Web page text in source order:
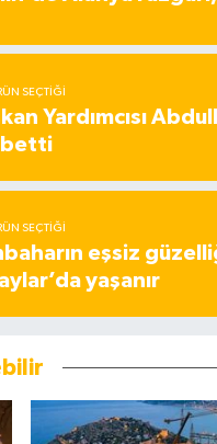
SEÇTIĞI
Yardımcısı
SEÇTIĞI
eşsiz
yaşanır